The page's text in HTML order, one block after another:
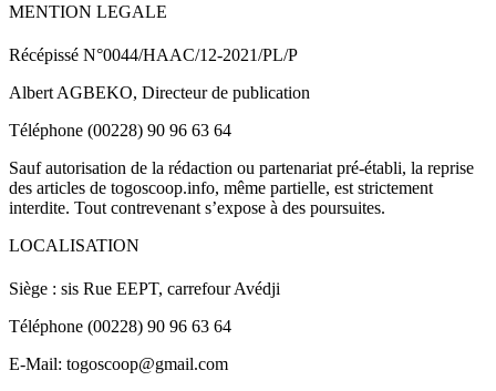
MENTION LEGALE
Récépissé N°0044/HAAC/12-2021/PL/P
Albert AGBEKO, Directeur de publication
Téléphone (00228) 90 96 63 64
Sauf autorisation de la rédaction ou partenariat pré-établi, la reprise
des articles de togoscoop.info, même partielle, est strictement
interdite. Tout contrevenant s’expose à des poursuites.
LOCALISATION
Siège : sis Rue EEPT, carrefour Avédji
Téléphone (00228) 90 96 63 64
E-Mail: togoscoop@gmail.com